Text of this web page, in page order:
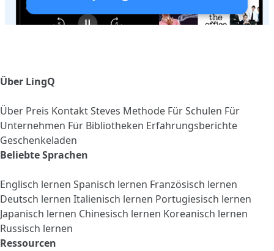
Über LingQ
Über Preis KontaktSteves Methode Für Schulen Für
Unternehmen Für Bibliotheken Erfahrungsberichte
Geschenkeladen
Beliebte Sprachen
Englisch lernen Spanisch lernen Französisch lernen
Deutsch lernen Italienisch lernen Portugiesisch lernen
Japanisch lernen Chinesisch lernen Koreanisch lernen
Russisch lernen
Ressourcen